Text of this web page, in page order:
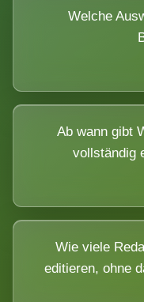
Welche
Ab wann gibt
vollständig
Wie viele
editieren, ohne